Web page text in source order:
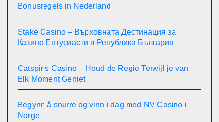
Bonusregels in Nederland
Stake Casino – Върховната Дестинация за
Казино Ентусиасти в Република България
Catspins Casino – Houd de Regie Terwijl je van
Elk Moment Geniet
Begynn å snurre og vinn i dag med NV Casino i
Norge